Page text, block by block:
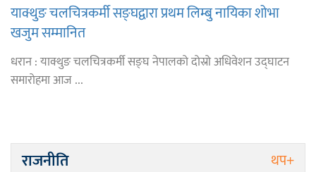
याक्थुङ चलचित्रकर्मी सङ्घद्वारा प्रथम लिम्बु नायिका शोभा
खजुम सम्मानित
धरान : याक्थुङ चलचित्रकर्मी सङ्घ नेपालको दोस्रो अधिवेशन उद्घाटन
समारोहमा आज ...
राजनीति थप+